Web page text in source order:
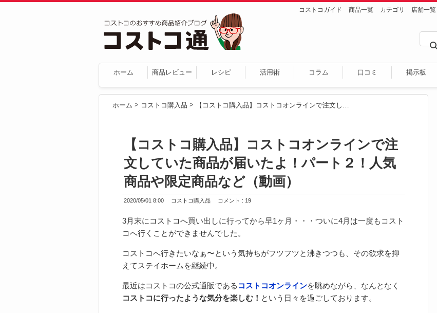
コストコガイド 商品一覧 カテゴリ 店舗一覧
ホーム 商品レビュー レシピ 活用術 コラム 口コミ 掲示板
ホーム > コストコ購入品 >
【コストコ購入品】コストコオンラインで注
文していた商品が届いたよ！パート２！人気
商品や限定商品など（動画）
2020/05/01 8:00 コストコ購入品 コメント : 19
3月末にコストコへ買い出しに行ってから早1ヶ月・・・ついに4月は一度もコスト
コへ行くことができませんでした。
コストコへ行きたいなぁ〜という気持ちがフツフツと沸きつつも、その欲求を抑
えてステイホームを継続中。
最近はコストコの公式通販である コストコオンラインを眺めながら、なんとなく
コストコに行ったような気分を楽しむ！ という日々を過ごしております。